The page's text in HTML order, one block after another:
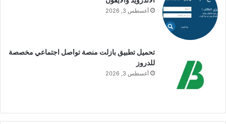
أغسطس 3, 2026
تحميل تطبيق بازلت منصة تواصل اجتماعي مخصصة
للدروز
أغسطس 3, 2026